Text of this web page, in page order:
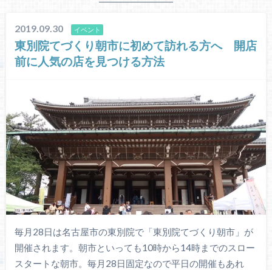
2019.09.30 イベント
東別院てづくり朝市に初めて訪れる方へ 開店
前に人気の店を見つける方法
毎月28日は名古屋市の東別院で「東別院てづくり朝市」が
開催されます。朝市といっても10時から14時までのスロー
スタートな朝市。毎月28日固定なので平日の開催もあれ